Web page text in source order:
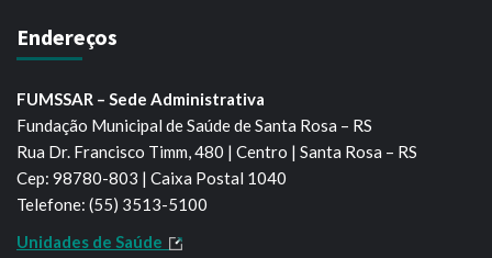
Endereços
FUMSSAR – Sede Administrativa
Fundação Municipal de Saúde de Santa Rosa – RS
Rua Dr. Francisco Timm, 480 | Centro | Santa Rosa – RS
Cep: 98780-803 | Caixa Postal 1040
Telefone: (55) 3513-5100
Unidades de Saúde